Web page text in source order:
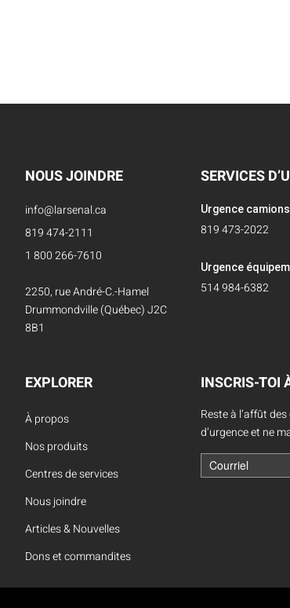
NOUS JOINDRE
info@larsenal.ca
819 474-2111
1 800 266-7610
2250, rue André-C.-Hamel
Drummondville (Québec) J2C
8B1
SERVICES
Urgence camions
819 473-2022
Urgence
514 984-6382
EXPLORER
À propos
Nos produits
Centres de services
Nous joindre
Articles & Nouvelles
Dons et commandites
INSCRIS-TOI
Reste à l’affût
d’urgence et ne